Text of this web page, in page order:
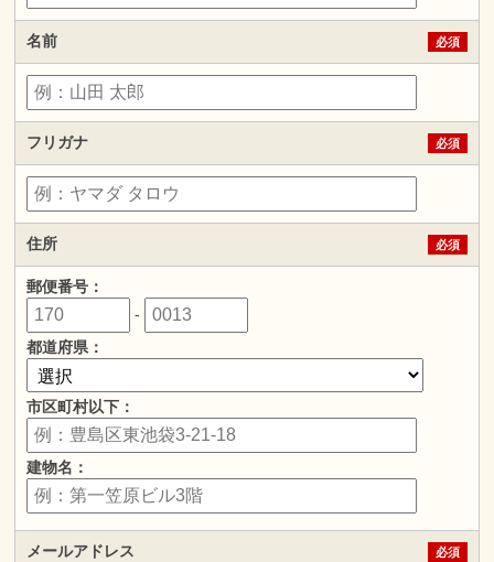
名前 必須
フリガナ 必須
住所 必須
郵便番号：
-
都道府県：
市区町村以下：
建物名：
メールアドレス 必須